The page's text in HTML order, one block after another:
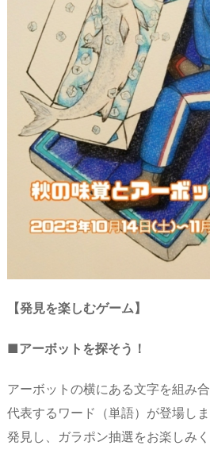
【発見を楽しむゲーム】
■アーボットを探そう！
アーボットの横にある文字を組み
代表するワード（単語）が登場し
発見し、ガラポン抽選をお楽しみく